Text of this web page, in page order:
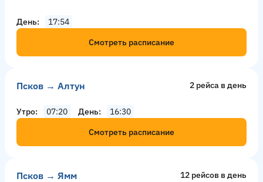
День
17:54
Смотреть расписание
Псков → Алтун 2 рейсa в день
Утро 07:20 День
16:30
Смотреть расписание
Псков → Ямм 12 рейсов в день